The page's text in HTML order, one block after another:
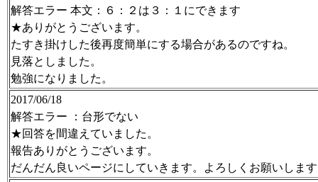
解答エラー 本文：６：２は３：１にできます
★ありがとうございます。
たすき掛けした後再度簡単にする場合があるのですね。
見落としました。
勉強になりました。
2017/06/18
解答エラー ：台形でない
★回答を間違えていました。
報告ありがとうございます。
だんだん良いページにしていきます。よろしくお願いしま